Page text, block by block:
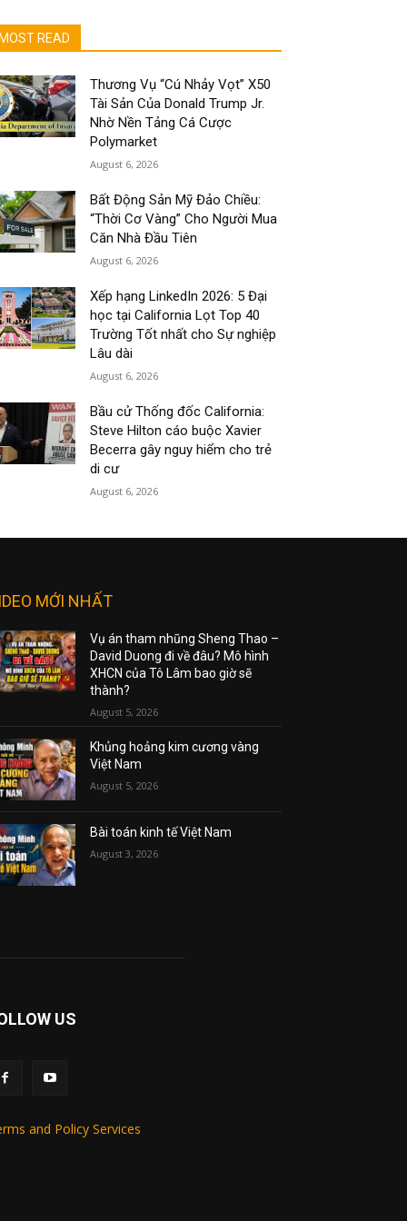
MOST READ
Thương Vụ “Cú Nhảy Vọt” X50
Tài Sản Của Donald Trump Jr.
Nhờ Nền Tảng Cá Cược
Polymarket
August 6, 2026
Bất Động Sản Mỹ Đảo Chiều:
“Thời Cơ Vàng” Cho Người Mua
Căn Nhà Đầu Tiên
August 6, 2026
Xếp hạng LinkedIn 2026: 5 Đại
học tại California Lọt Top 40
Trường Tốt nhất cho Sự nghiệp
Lâu dài
August 6, 2026
Bầu cử Thống đốc California:
Steve Hilton cáo buộc Xavier
Becerra gây nguy hiểm cho trẻ
di cư
August 6, 2026
MỚI NHẤT
Vụ án tham nhũng Sheng Thao –
David Duong đi về đâu? Mô hình
XHCN của Tô Lâm bao giờ sẽ
thành?
August 5, 2026
Khủng hoảng kim cương vàng
Việt Nam
August 5, 2026
Bài toán kinh tế Việt Nam
August 3, 2026
US
and Policy Services